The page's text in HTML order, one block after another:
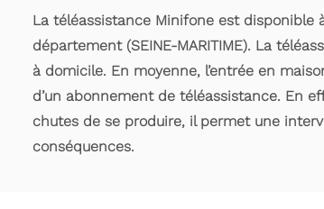
La téléassistance Minifone est disponible
département (SEINE-MARITIME). La
à domicile. En moyenne, l’entrée en
d’un abonnement de téléassistance. En
chutes de se produire, il permet une
conséquences.